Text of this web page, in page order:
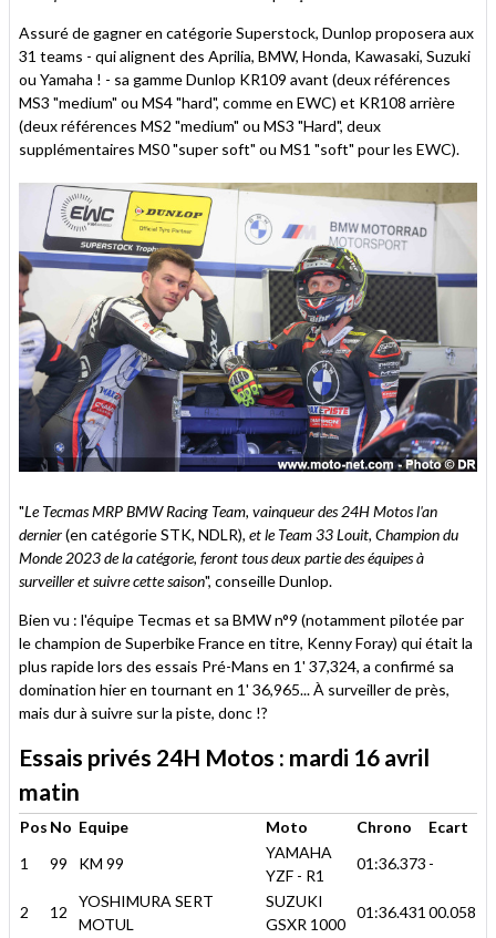
Assuré de gagner en catégorie Superstock, Dunlop proposera aux
31 teams - qui alignent des Aprilia, BMW, Honda, Kawasaki, Suzuki
ou Yamaha ! - sa gamme Dunlop KR109 avant (deux références
MS3 "medium" ou MS4 "hard", comme en EWC) et KR108 arrière
(deux références MS2 "medium" ou MS3 "Hard", deux
supplémentaires MS0 "super soft" ou MS1 "soft" pour les EWC).
"Le Tecmas MRP BMW Racing Team, vainqueur des 24H Motos l'an
dernier(en catégorie STK, NDLR), et le Team 33 Louit, Champion du
Monde 2023 de la catégorie, feront tous deux partie des équipes à
surveiller et suivre cette saison", conseille Dunlop.
Bien vu : l'équipe Tecmas et sa BMW n°9 (notamment pilotée par
le champion de Superbike France en titre, Kenny Foray) qui était la
plus rapide lors des essais Pré-Mans en 1' 37,324, a confirmé sa
domination hier en tournant en 1' 36,965... À surveiller de près,
mais dur à suivre sur la piste, donc !?
Essais privés 24H Motos : mardi 16 avril
matin
Pos No Equipe Moto Chrono
Ecart
1
99 KM 99
YAMAHA
YZF - R1
01:36.373 -
2 12
YOSHIMURA SERT
MOTUL
SUZUKI
GSXR 1000
01:36.431 00.058